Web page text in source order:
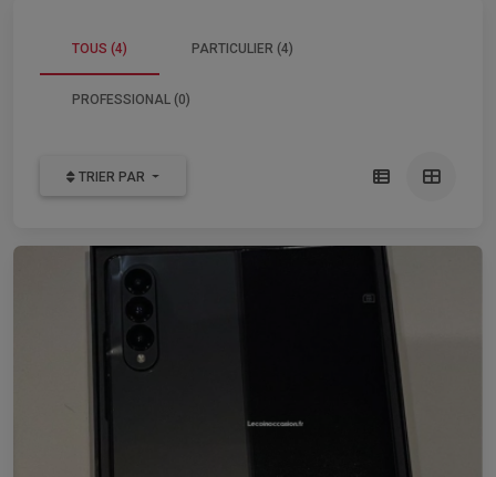
TOUS (4) PARTICULIER (4)
PROFESSIONAL (0)
TRIER PAR